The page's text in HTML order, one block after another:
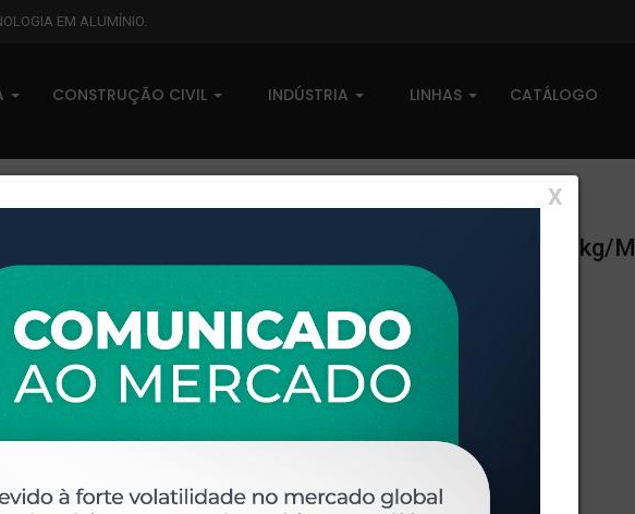
EM ALUMÍNIO.
CONSTRUÇÃO CIVIL INDÚSTRIA LINHAS CATÁLOGO
X
XTL-910 - (SAN-21) - PESO LINEAR: 0,135kg/m
0 comentários
Disponível sob consulta
Taxas R$ 0,00
Disponibilidade:
Em estoque
OVERVIEW